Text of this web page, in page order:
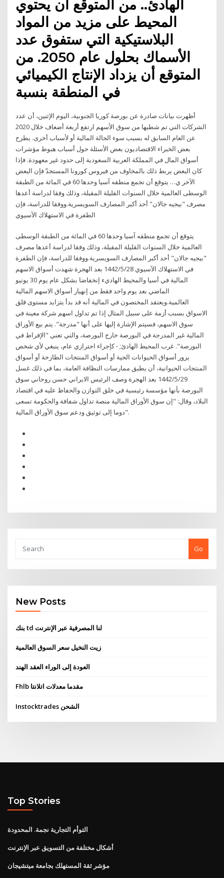
الهادئ.. من المتوقع أن يحتوي
المحيط على مزيد من المواد
البلاستيكية التي ستفوق عدد
الأسماك بحلول عام 2050. من
المتوقع أن يزداد الإنتاج الكيميائي
في المنطقة بنسبة
أظهرت بيانات صادرة عن بورصة كوريا الجنوبية، اليوم الإثنين، أن عدد
الشركات التي تم شطبها من سوق الأسهم ارتفع أربعة أضعاف خلال 2020
عن العام السابق له بسبب سوء الحالة المالية أو لأسباب أخرى. يطرح
بعض الخبراء الاقتصاديون بعض الأسئلة حول أسباب هبوط مؤشرات
أسواق المال في المملكة العربية السعودية إلى حدود غير معهودة. فإذا
كان البعض يربط ذلك بالمخاوف من فيروس كورونا المستجدّ فإن البعض
الآخر ي… يتوقع أن تجمع منطقه آسيا وحدها 60 في المائة من الطبقة
الوسطى العالمية خلال السنوات القليلة المقبلة، وذلك وفقا لدراسة أعدها
مصرف "بيجيه جالان" أحد أكبر المصارف السويسرية.ووفقا للدراسة، فإن
الطفرة في الاستهلاك الآسيوي
يتوقع أن تجمع منطقه آسيا وحدها 60 في المائة من الطبقة الوسطى
العالمية خلال السنوات القليلة المقبلة، وذلك وفقا لدراسة أعدها مصرف
"بيجيه جالان" أحد أكبر المصارف السويسرية.ووفقا للدراسة، فإن الطفرة
في الاستهلاك الآسيوي 28‏‏/5‏‏/1442 بعد الهجرة شهدت أسواق الاسهم
المالية في أسيا والمحيط الهاديء إنخفاضا بشكل عام يوم 30 يونيو
الماضي بعد يوم واحد فقط من إنهيار أسواق الاسهم المالية
العالمية.ويعتقد المختصون في المالية أنه قد بدأ يتزايد مستوى قلق
الاسواق بسبب أزمة على سبيل المثال إذا تم تداول اسهم شركة معينة في
سوق الاسهم، فسيتم الإشارة إليها على أنها "مدرجة". يتم بيع الأوراق
المالية غير المدرجة في البورصة خارج البورصة، والتي تعني "الإفراط في
البورصة". غرب المحيط الهادئ; - كإجراء احترازي عام، ينبغي لأي شخص
يزور أسواق الحيوانات الحية أو أسواق المنتجات الطازحة أو أسواق
المنتجات الحيوانية، أن يطبق ممارسات النظافة العامة، بما في ذلك غسل
29‏‏/5‏‏/1442 بعد الهجرة وصف الرئيس الايراني حسن روحاني سوق
البورصة بأنها مؤسسة رئيسية في خلق التوازن والحفاظ عليه في اقتصاد
البلاد، وقال: "إن سوق الأوراق المالية منصة تداول شفافة والحكومة تسعى
دوما إلى توثيق ودعم سوق الأوراق المالية".
Go
New Posts
بنك td لنا المصرفية عبر الإنترنت
زيت النخيل سعر السوق العالمية
العودة إلى الوراء العقد الهند
Fhlb مقدما معدلات اتلانتا
Instocktrades الشحن
Top Stories
التوأم التجارية نجمة. المحدودة
أشكال مختلفة من التسويق عبر الإنترنت
مؤشر ثقة المستهلك بجامعة ميتشيجان